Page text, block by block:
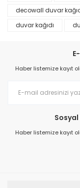
Prime ArtDECO Duvar
149,00 TL
decowall duvar
duvar kağıdı
Haber listemize kayıt
Haber listemize kayıt